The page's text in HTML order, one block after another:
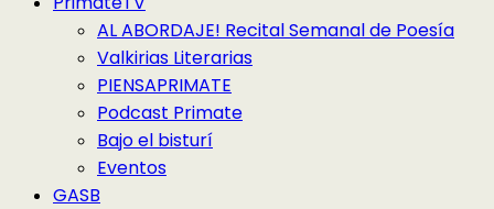
AL ABORDAJE! Recital Semanal de Poesía
Valkirias Literarias
PIENSAPRIMATE
Podcast Primate
Bajo el bisturí
Eventos
GASB